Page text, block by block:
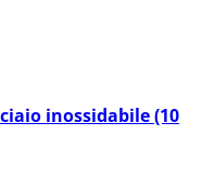
inossidabile (10